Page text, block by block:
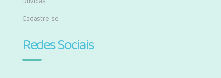
Cadastre-se
Redes Sociais